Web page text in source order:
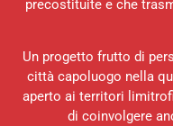
precostituite e che
Un progetto frutto di
città capoluogo nella
aperto ai territori
di coinvolgere